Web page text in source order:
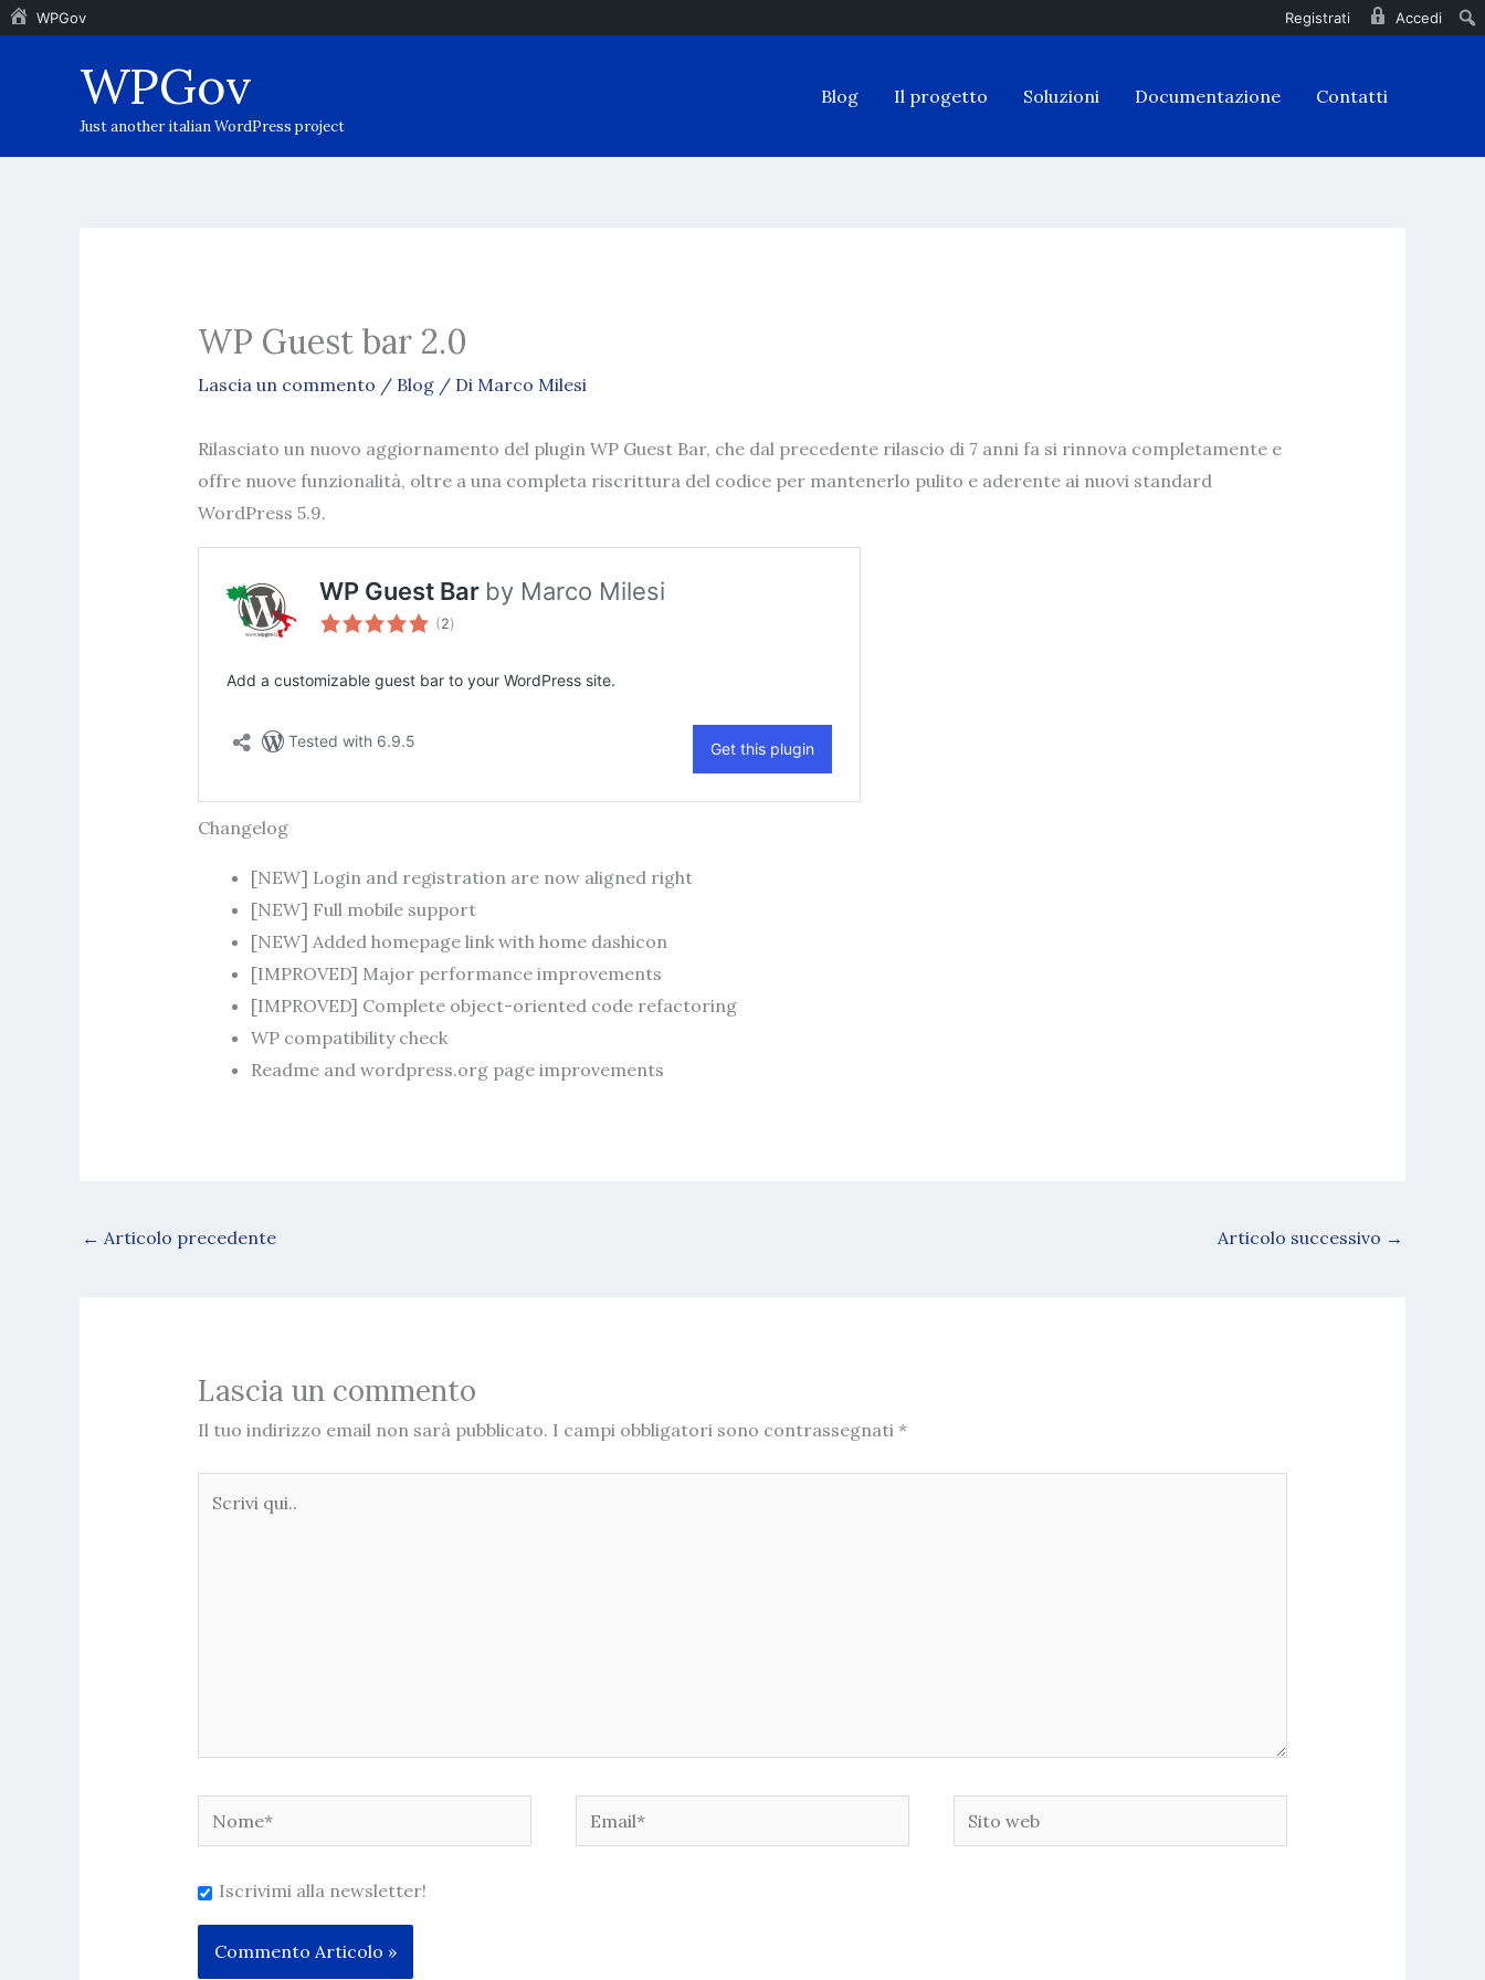
WPGov Registrati Accedi
WPGov
Just another italian WordPress project
Blog Il progetto Soluzioni Documentazione Contatti
WP Guest bar 2.0
Lascia un commento / Blog/ Di Marco Milesi
Rilasciato un nuovo aggiornamento del plugin WP Guest Bar, che dal precedente rilascio di 7 anni fa si rinnova completamente e
offre nuove funzionalità, oltre a una completa riscrittura del codice per mantenerlo pulito e aderente ai nuovi standard
WordPress 5.9.
Changelog
[NEW] Login and registration are now aligned right
[NEW] Full mobile support
[NEW] Added homepage link with home dashicon
[IMPROVED] Major performance improvements
[IMPROVED] Complete object-oriented code refactoring
WP compatibility check
Readme and wordpress.org page improvements
← Articolo precedente Articolo successivo →
Lascia un commento
Il tuo indirizzo email non sarà pubblicato. I campi obbligatori sono contrassegnati *
Nome* Email*
Sito
web
Iscrivimi alla newsletter!